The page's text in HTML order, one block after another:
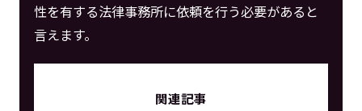
性を有する法律事務所に依頼を行う必要があると
言えます。
関連記事